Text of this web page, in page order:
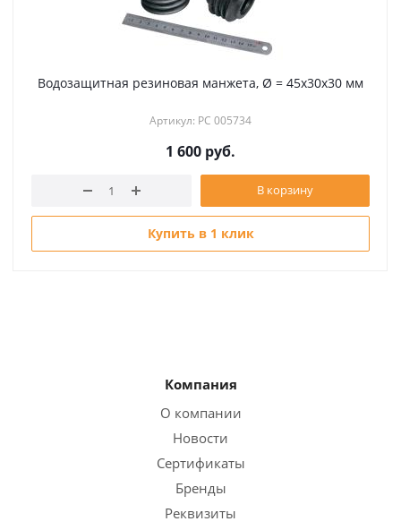
Водозащитная резиновая манжета, Ø = 45х30х30 мм
Артикул: РС 005734
1 600 руб.
В корзину
Купить в 1 клик
Компания
О компании
Новости
Сертификаты
Бренды
Реквизиты